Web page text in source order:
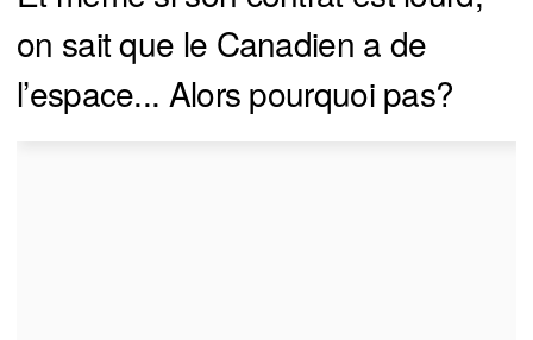
on sait que le Canadien a de
l’espace... Alors pourquoi pas?